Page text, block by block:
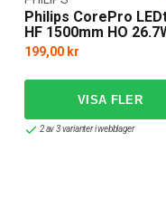
Philips CorePro
HF 1500mm HO
199,00 kr
2 av 3 varianter i webblager